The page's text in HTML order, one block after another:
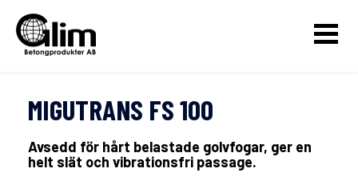
MIGUTRANS FS 100
Avsedd för hårt belastade golvfogar, ger en
helt slät och vibrationsfri passage.